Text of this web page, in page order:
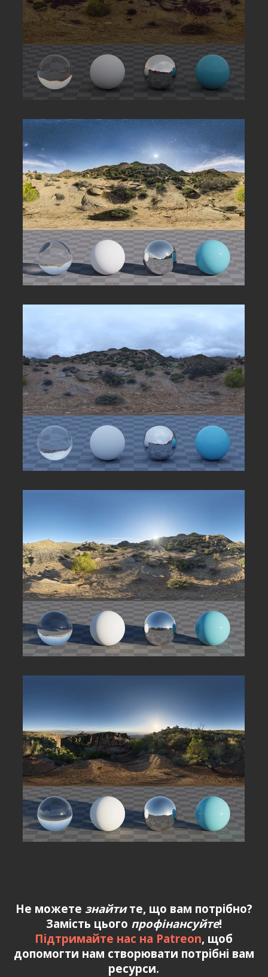
Не можете знайтите, що вам потрібно?
Замість цього профінансуйте!
Підтримайте нас на Patreon, щоб
допомогти нам створювати потрібні вам
ресурси.